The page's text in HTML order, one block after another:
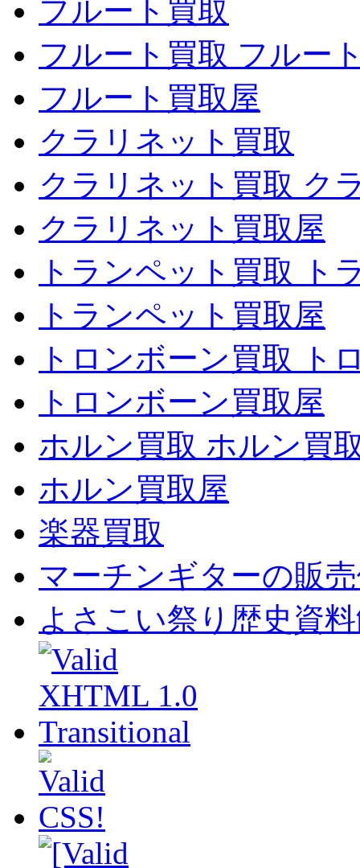
フルート買取
フルート買取 フルー
フルート買取屋
クラリネット買取
クラリネット買取 ク
クラリネット買取屋
トランペット買取 ト
トランペット買取屋
トロンボーン買取 ト
トロンボーン買取屋
ホルン買取 ホルン買
ホルン買取屋
楽器買取
マーチンギターの販
よさこい祭り歴史資